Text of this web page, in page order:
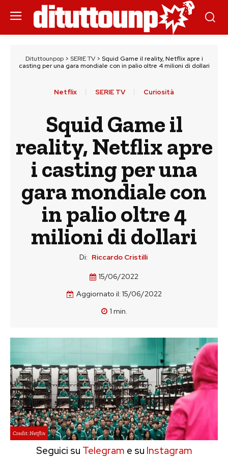
Dituttounpop> SERIE TV> Squid Game il reality, Netflix apre i
casting per una gara mondiale con in palio oltre 4 milioni di dollari
Netflix SERIE TV Curiosità
Squid Game il
reality, Netflix apre
i casting per una
gara mondiale con
in palio oltre 4
milioni di dollari
Di: Riccardo Cristilli
15/06/2022
Aggiornato il: 15/06/2022
1 min.
Credit: Netflix
Seguici su Telegram e su Instagram